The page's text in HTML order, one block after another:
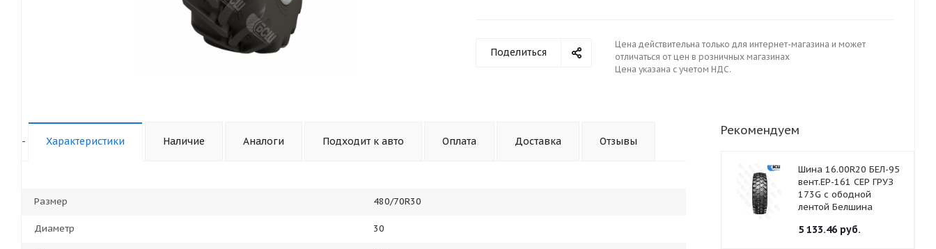
Поделиться
Цена действительна только для интернет-магазина и может
отличаться от цен в розничных магазинах
Цена указана с учетом НДС.
- Характеристики Наличие Аналоги Подходит к авто Оплата Доставка Отзывы
Размер 480/70R30
Диаметр 30
Рекомендуем
Шина 16.00R20 БЕЛ-95
вент.ЕР-161 СЕР ГРУЗ
173G с ободной
лентой Белшина
5 133.46 руб.